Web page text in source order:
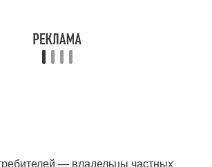
— владельцы частных